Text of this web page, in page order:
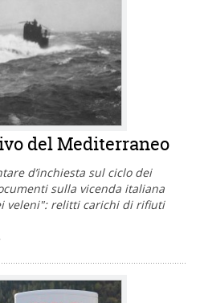
del Mediterraneo
d’inchiesta sul ciclo dei
sulla vicenda italiana
veleni": relitti carichi di rifiuti